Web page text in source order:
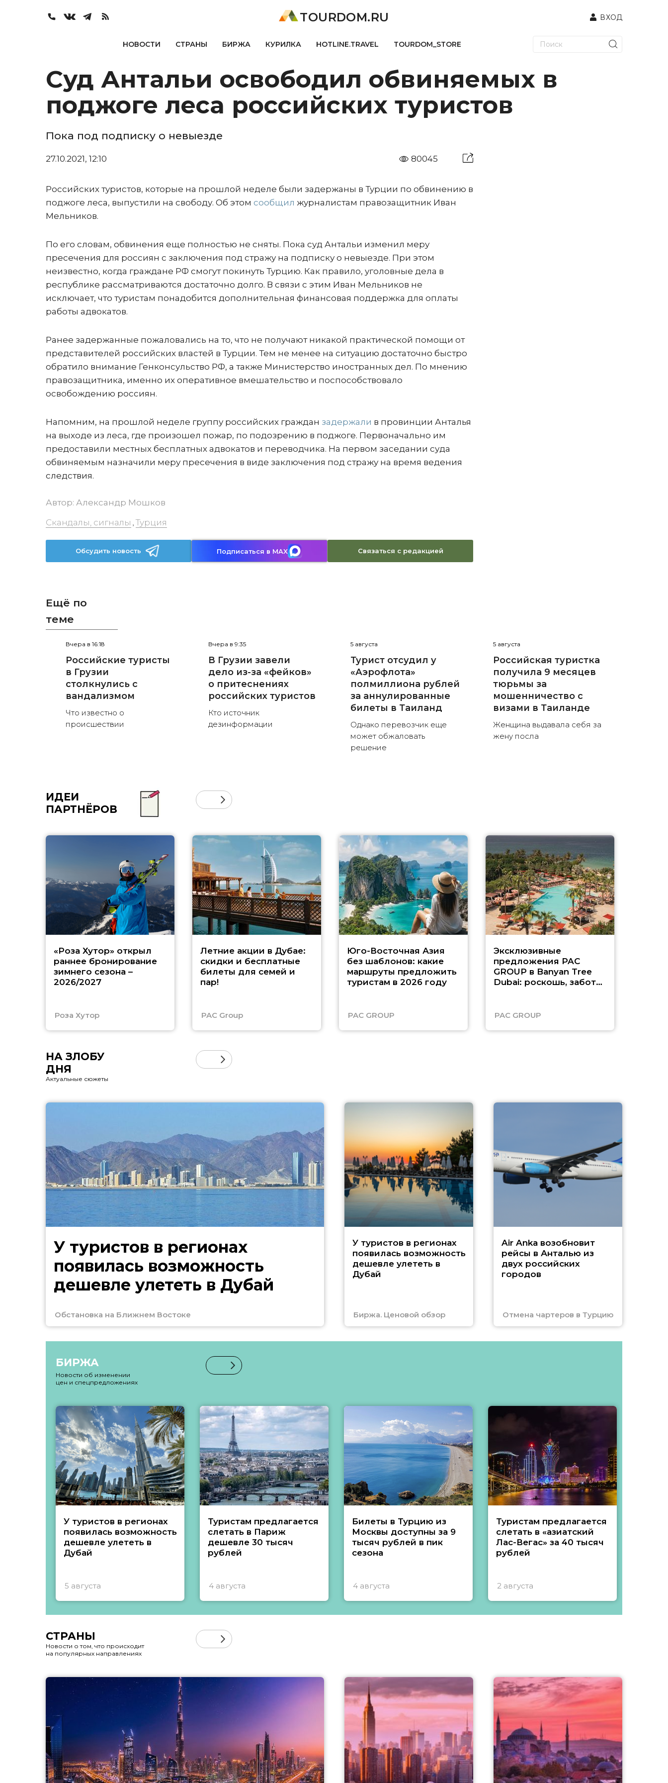
TOURDOM.RU ВХОД
НОВОСТИ СТРАНЫ БИРЖА КУРИЛКА HOTLINE.TRAVEL TOURDOM_STORE
Суд Антальи освободил обвиняемых в
поджоге леса российских туристов
Пока под подписку о невыезде
27.10.2021, 12:10 80045
Российских туристов, которые на прошлой неделе были задержаны в Турции по обвинению в
поджоге леса, выпустили на свободу. Об этом сообщил журналистам правозащитник Иван
Мельников.
По его словам, обвинения еще полностью не сняты. Пока суд Антальи изменил меру
пресечения для россиян с заключения под стражу на подписку о невыезде. При этом
неизвестно, когда граждане РФ смогут покинуть Турцию. Как правило, уголовные дела в
республике рассматриваются достаточно долго. В связи с этим Иван Мельников не
исключает, что туристам понадобится дополнительная финансовая поддержка для оплаты
работы адвокатов.
Ранее задержанные пожаловались на то, что не получают никакой практической помощи от
представителей российских властей в Турции. Тем не менее на ситуацию достаточно быстро
обратило внимание Генконсульство РФ, а также Министерство иностранных дел. По мнению
правозащитника, именно их оперативное вмешательство и поспособствовало
освобождению россиян.
Напомним, на прошлой неделе группу российских граждан задержали в провинции Анталья
на выходе из леса, где произошел пожар, по подозрению в поджоге. Первоначально им
предоставили местных бесплатных адвокатов и переводчика. На первом заседании суда
обвиняемым назначили меру пресечения в виде заключения под стражу на время ведения
следствия.
Автор: Александр Мошков
Скандалы, сигналы , Турция
Обсудить новость Подписаться в MAX Связаться с редакцией
Ещё по
теме
Вчера в 16:18
Российские туристы
в Грузии
столкнулись с
вандализмом
Что известно о
происшествии
Вчера в 9:35
В Грузии завели
дело из-за «фейков»
о притеснениях
российских туристов
Кто источник
дезинформации
5 августа
Турист отсудил у
«Аэрофлота»
полмиллиона рублей
за аннулированные
билеты в Таиланд
Однако перевозчик еще
может обжаловать
решение
5 августа
Российская туристка
получила 9 месяцев
тюрьмы за
мошенничество с
визами в Таиланде
Женщина выдавала себя за
жену посла
ИДЕИ
ПАРТНЁРОВ
«Роза Хутор» открыл
раннее бронирование
зимнего сезона –
2026/2027
Роза Хутор
Летние акции в Дубае:
скидки и бесплатные
билеты для семей и
пар!
PAC Group
Юго-Восточная Азия
без шаблонов: какие
маршруты предложить
туристам в 2026 году
PAC GROUP
Эксклюзивные
предложения PAC
GROUP в Banyan Tree
Dubai: роскошь, забота
PAC GROUP
НА ЗЛОБУ
ДНЯ
Актуальные сюжеты
У туристов в регионах
появилась возможность
дешевле улететь в Дубай
Обстановка на Ближнем Востоке
У туристов в регионах
появилась возможность
дешевле улететь в
Дубай
Биржа. Ценовой обзор
Air Anka возобновит
рейсы в Анталью из
двух российских
городов
Отмена чартеров в Турцию
БИРЖА
Новости об изменении
цен и спецпредложениях
У туристов в регионах
появилась возможность
дешевле улететь в
Дубай
5 августа
Туристам предлагается
слетать в Париж
дешевле 30 тысяч
рублей
4 августа
Билеты в Турцию из
Москвы доступны за 9
тысяч рублей в пик
сезона
4 августа
Туристам предлагается
слетать в «азиатский
Лас-Вегас» за 40 тысяч
рублей
2 августа
СТРАНЫ
Новости о том, что происходит
на популярных направлениях